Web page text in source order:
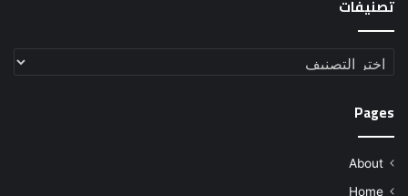
تصنيفات
تصنيفات
Pages
About
Home